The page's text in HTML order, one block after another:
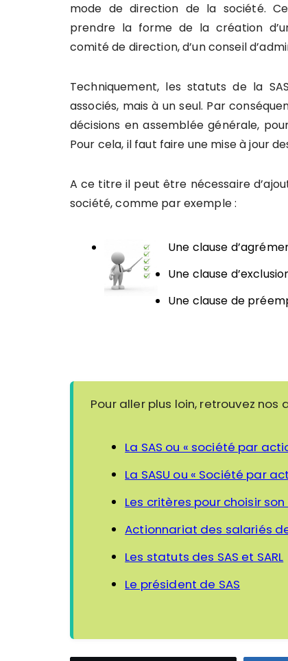
mode de direction de la société.
prendre la forme de la création
comité de direction, d’un conseil
Techniquement, les statuts de la
associés, mais à un seul. Par
décisions en assemblée générale,
Pour cela, il faut faire une mise à jour
A ce titre il peut être nécessaire
société, comme par exemple :
Une clause
Une clause
Une clause de
Pour aller plus loin, retrouvez nos
La SAS ou « société par
La SASU ou « Société par
Les critères pour choisir
Actionnariat des salariés de
Les statuts des SAS et SARL
Le président de SAS